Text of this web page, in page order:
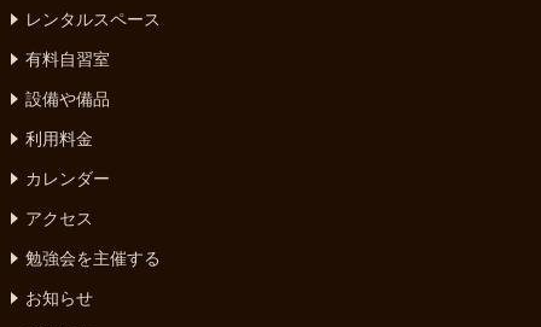
レンタルスペース
有料自習室
設備や備品
利用料金
カレンダー
アクセス
勉強会を主催する
お知らせ